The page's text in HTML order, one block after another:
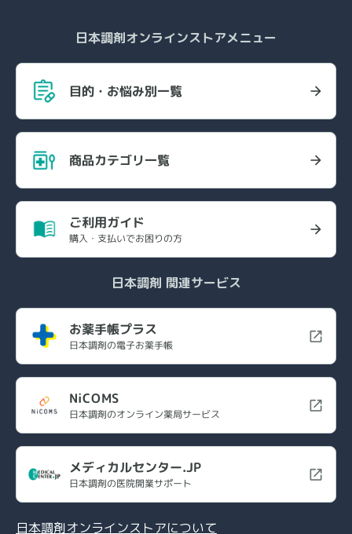
日本調剤オンラインストアメニュー
目的・お悩み別一覧
商品カテゴリ一覧
ご利用ガイド
購入・支払いでお困りの方
日本調剤 関連サービス
お薬手帳プラス
日本調剤の電子お薬手帳
NiCOMS
日本調剤のオンライン薬局サービス
メディカルセンター.JP
日本調剤の医院開業サポート
日本調剤オンラインストアについて